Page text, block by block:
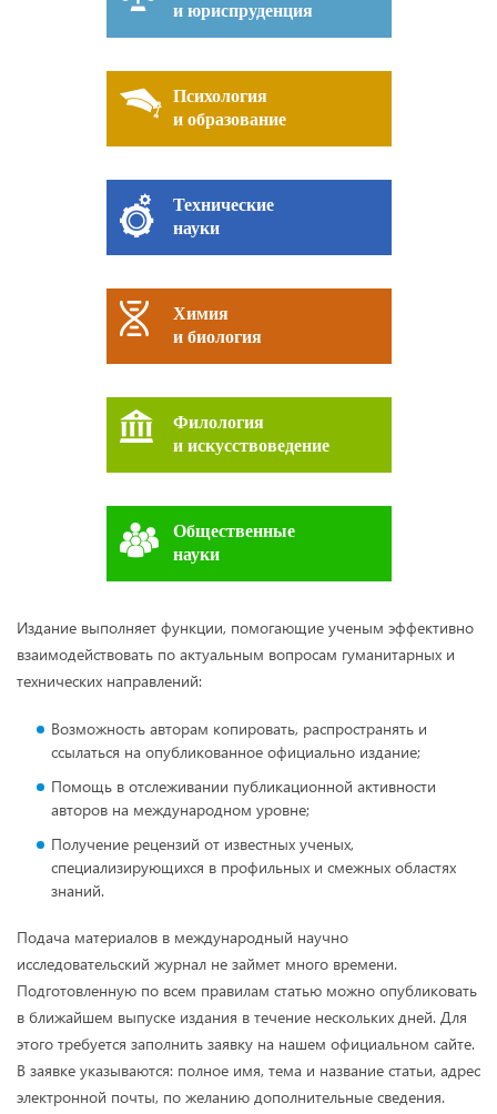
и юриспруденция
Психология
и образование
Технические
науки
Химия
и биология
Филология
и искусствоведение
Общественные
науки
Издание выполняет функции, помогающие ученым эффективно
взаимодействовать по актуальным вопросам гуманитарных и
технических направлений:
Возможность авторам копировать, распространять и
ссылаться на опубликованное официально издание;
Помощь в отслеживании публикационной активности
авторов на международном уровне;
Получение рецензий от известных ученых,
специализирующихся в профильных и смежных областях
знаний.
Подача материалов в международный научно
исследовательский журнал не займет много времени.
Подготовленную по всем правилам статью можно опубликовать
в ближайшем выпуске издания в течение нескольких дней. Для
этого требуется заполнить заявку на нашем официальном сайте.
В заявке указываются: полное имя, тема и название статьи, адрес
электронной почты, по желанию дополнительные сведения.